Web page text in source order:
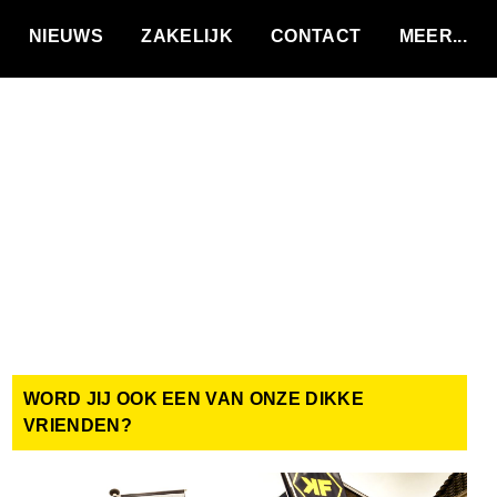
NIEUWS ZAKELIJK CONTACT
WORD JIJ OOK EEN VAN ONZE DIKKE
VRIENDEN?